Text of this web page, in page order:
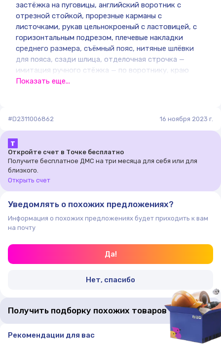
застёжка на пуговицы, английский воротник с
отрезной стойкой, прорезные карманы с
листочками, рукав цельнокроеный с ластовицей, с
горизонтальным подрезом, плечевые накладки
среднего размера, съёмный пояс, нитяные шлёвки
для пояса, сзади шлица, отделочная строчка —
имитация ручного стёжка — по воротнику, краю
борта и поясу.
прилагается уникальный ярлык с советами,
способными помочь в уходе за вещью, не
переживая, что изделие сможет повредиться. Это
особенно важно, когда дело доходит до чистки
пальто.
Хранить его тоже нужно правильно: сухим в шкафу,
Показать еще...
#D2311006862 16 ноября 2023 г.
Т
Откройте счет в Точке бесплатно
Получите бесплатное ДМС на три месяца для себя или для
близкого.
Открыть счет
Уведомлять о похожих предложениях?
Информация о похожих предложениях будет приходить к вам
на почту
Да!
Нет, спасибо
Получить подборку похожих товаров
Рекомендации для вас